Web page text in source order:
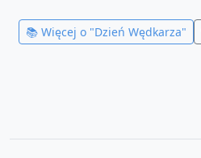
📚 Więcej o "Dzień Wędkarza"